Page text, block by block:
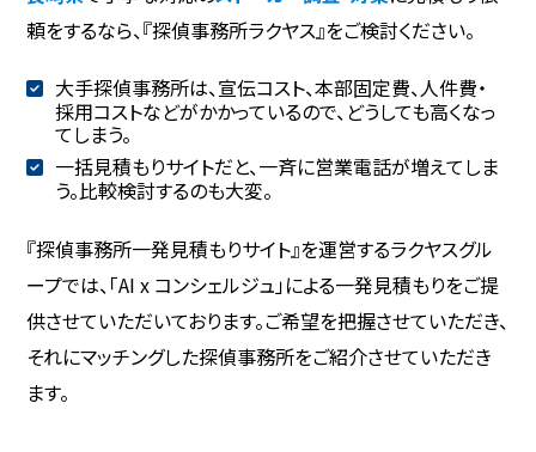
頼をするなら、『探偵事務所ラクヤス』をご検討ください。
大手探偵事務所は、宣伝コスト、本部固定費、人件費・
採用コストなどがかかっているので、どうしても高くなっ
てしまう。
一括見積もりサイトだと、一斉に営業電話が増えてしま
う。比較検討するのも大変。
『探偵事務所一発見積もりサイト』を運営するラクヤスグル
ープでは、「AI x コンシェルジュ」による一発見積もりをご提
供させていただいております。ご希望を把握させていただき、
それにマッチングした探偵事務所をご紹介させていただき
ます。